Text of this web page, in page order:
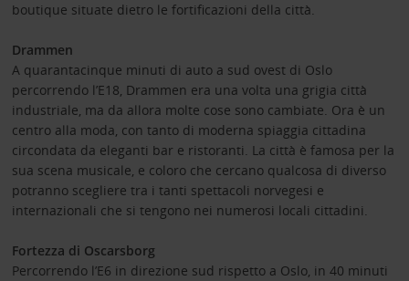
boutique situate dietro le fortificazioni della città.
Drammen
A quarantacinque minuti di auto a sud ovest di Oslo
percorrendo l’E18, Drammen era una volta una grigia città
industriale, ma da allora molte cose sono cambiate. Ora è un
centro alla moda, con tanto di moderna spiaggia cittadina
circondata da eleganti bar e ristoranti. La città è famosa per la
sua scena musicale, e coloro che cercano qualcosa di diverso
potranno scegliere tra i tanti spettacoli norvegesi e
internazionali che si tengono nei numerosi locali cittadini.
Fortezza di Oscarsborg
Percorrendo l’E6 in direzione sud rispetto a Oslo, in 40 minuti